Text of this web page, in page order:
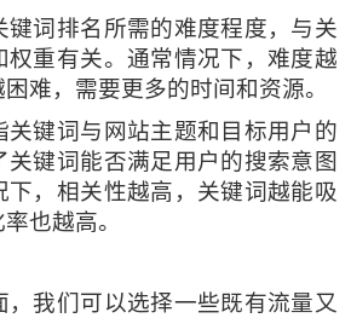
键词排名所需的难度程度，与关
权重有关。通常情况下，难度越
难，需要更多的时间和资源。
关键词与网站主题和目标用户的
关键词能否满足用户的搜索意图
下，相关性越高，关键词越能吸
也越高。
我们可以选择一些既有流量又